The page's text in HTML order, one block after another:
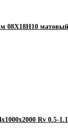
08Х18Н10 матовый
Rv 0.5-1.1